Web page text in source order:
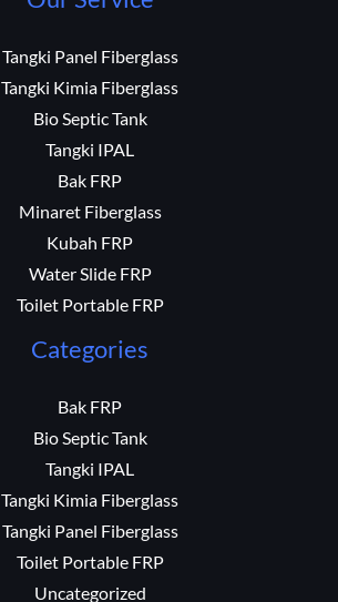
Tangki Panel Fiberglass
Tangki Kimia Fiberglass
Bio Septic Tank
Tangki IPAL
Bak FRP
Minaret Fiberglass
Kubah FRP
Water Slide FRP
Toilet Portable FRP
Categories
Bak FRP
Bio Septic Tank
Tangki IPAL
Tangki Kimia Fiberglass
Tangki Panel Fiberglass
Toilet Portable FRP
Uncategorized